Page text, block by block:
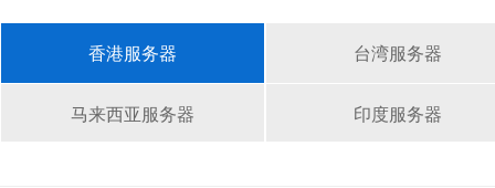
香港服务器 台湾服务器
马来西亚服务器 印度服务器